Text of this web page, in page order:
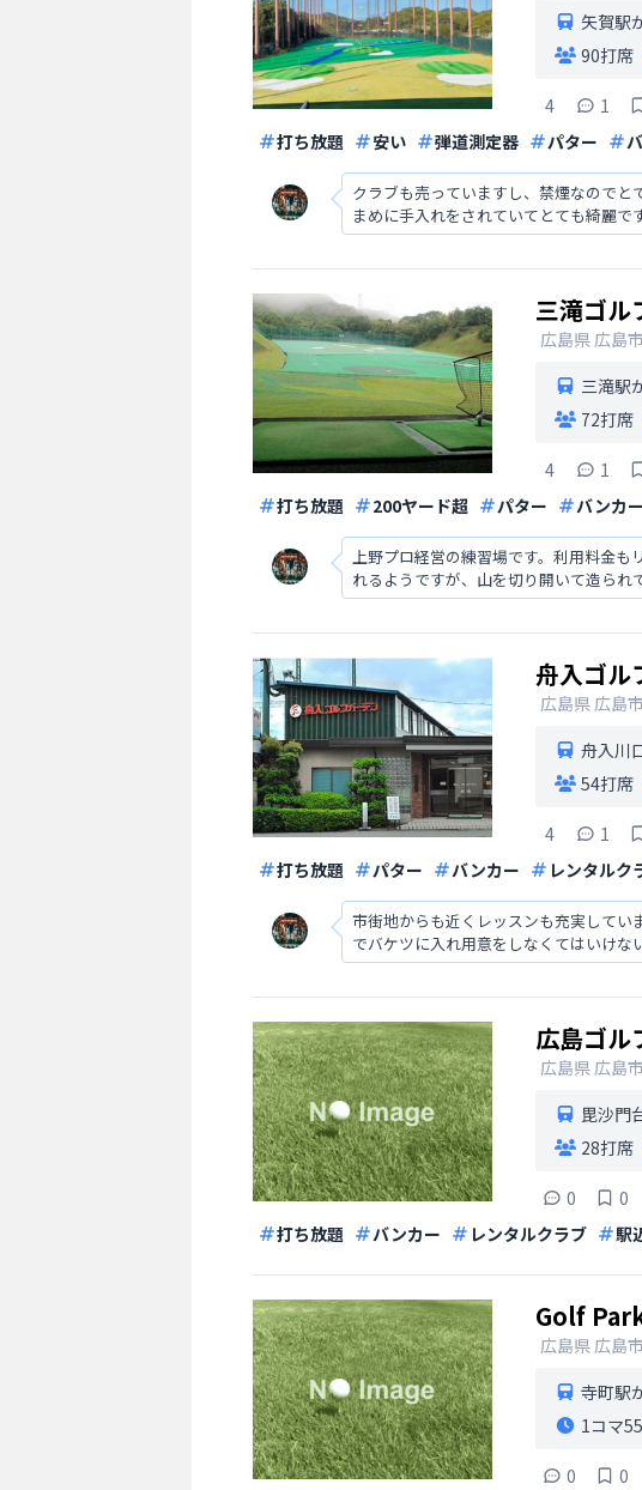
矢賀駅
90打席
4 1
打ち放題
安い 弾道測定器 パター
クラブも売っていますし、禁煙なので
まめに手入れをされていてとても綺麗で
三滝ゴル
広島県 広島市
三滝駅
72打席
4 1
打ち放題
200ヤード超 パター バンカー
上野プロ経営の練習場です。利用料金も
れるようですが、山を切り開いて造ら
リニューアルされたら変わると思います
舟入ゴル
広島県 広島市
舟入川
54打席
4 1
打ち放題
パター バンカー レンタルク
市街地からも近くレッスンも充実してい
でバケツに入れ用意をしなくてはいけ
す。
広島ゴル
広島県 広島市
毘沙門
28打席
0
0
打ち放題
バンカー レンタルクラブ 駅
Golf
広島県 広島市
寺町駅
1コマ
0
0